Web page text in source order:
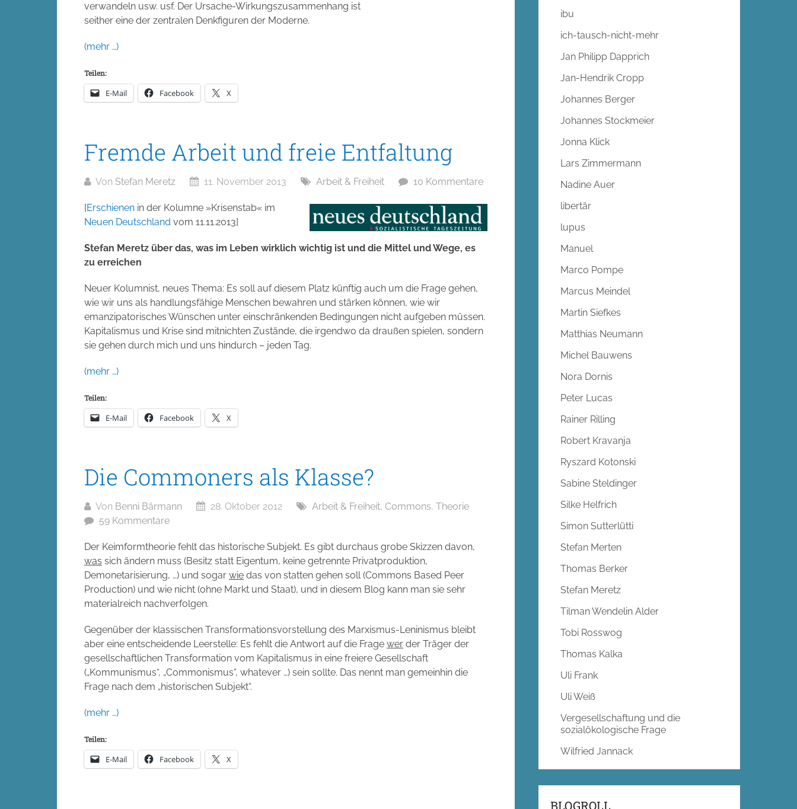
verwandeln usw. usf. Der Ursache-Wirkungszusammenhang ist
seither eine der zentralen Denkfiguren der Moderne.
(mehr …)
Teilen:
E-Mail Facebook X
Fremde Arbeit und freie Entfaltung
Von Stefan Meretz 11. November 2013 Arbeit & Freiheit 10 Kommentare
[Erschienen in der Kolumne »Krisenstab« im
Neuen Deutschland vom 11.11.2013]
Stefan Meretz über das, was im Leben wirklich wichtig ist und die Mittel und Wege, es
zu erreichen
Neuer Kolumnist, neues Thema: Es soll auf diesem Platz künftig auch um die Frage gehen,
wie wir uns als handlungsfähige Menschen bewahren und stärken können, wie wir
emanzipatorisches Wünschen unter einschränkenden Bedingungen nicht aufgeben müssen.
Kapitalismus und Krise sind mitnichten Zustände, die irgendwo da draußen spielen, sondern
sie gehen durch mich und uns hindurch – jeden Tag.
(mehr …)
Teilen:
E-Mail Facebook X
Die Commoners als Klasse?
Von Benni Bärmann 28. Oktober 2012 Arbeit & Freiheit, Commons, Theorie
59 Kommentare
Der Keimformtheorie fehlt das historische Subjekt. Es gibt durchaus grobe Skizzen davon,
was sich ändern muss (Besitz statt Eigentum, keine getrennte Privatproduktion,
Demonetarisierung, …) und sogar wie das von statten gehen soll (Commons Based Peer
Production) und wie nicht (ohne Markt und Staat), und in diesem Blog kann man sie sehr
materialreich nachverfolgen.
Gegenüber der klassischen Transformationsvorstellung des Marxismus-Leninismus bleibt
aber eine entscheidende Leerstelle: Es fehlt die Antwort auf die Frage wer der Träger der
gesellschaftlichen Transformation vom Kapitalismus in eine freiere Gesellschaft
(„Kommunismus“, „Commonismus“, whatever …) sein sollte. Das nennt man gemeinhin die
Frage nach dem „historischen Subjekt“.
(mehr …)
Teilen:
E-Mail Facebook X
ibu
ich-tausch-nicht-mehr
Jan Philipp Dapprich
Jan-Hendrik Cropp
Johannes Berger
Johannes Stockmeier
Jonna Klick
Lars Zimmermann
Nadine Auer
libertär
lupus
Manuel
Marco Pompe
Marcus Meindel
Martin Siefkes
Matthias Neumann
Michel Bauwens
Nora Dornis
Peter Lucas
Rainer Rilling
Robert Kravanja
Ryszard Kotonski
Sabine Steldinger
Silke Helfrich
Simon Sutterlütti
Stefan Merten
Thomas Berker
Stefan Meretz
Tilman Wendelin Alder
Tobi Rosswog
Thomas Kalka
Uli Frank
Uli Weiß
Vergesellschaftung und die
sozialökologische Frage
Wilfried Jannack
BLOGROLL